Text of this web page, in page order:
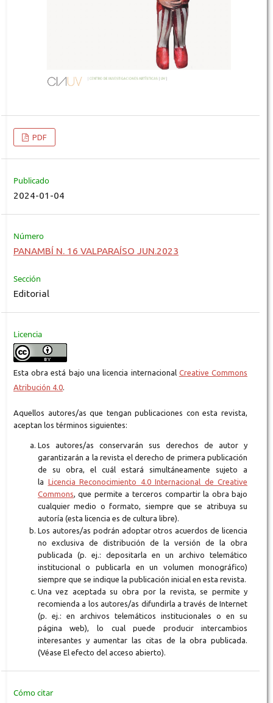
PDF
Publicado
2024-01-04
Número
PANAMBÍ N. 16 VALPARAÍSO JUN.2023
Sección
Editorial
Licencia
Esta obra está bajo una licencia internacional Creative Commons
Atribución 4.0.
Aquellos autores/as que tengan publicaciones con esta revista,
aceptan los términos siguientes:
Los autores/as conservarán sus derechos de autor y
garantizarán a la revista el derecho de primera publicación
de su obra, el cuál estará simultáneamente sujeto a
la Licencia Reconocimiento 4.0 Internacional de Creative
Commons, que permite a terceros compartir la obra bajo
cualquier medio o formato, siempre que se atribuya su
autoría (esta licencia es de cultura libre).
Los autores/as podrán adoptar otros acuerdos de licencia
no exclusiva de distribución de la versión de la obra
publicada (p. ej.: depositarla en un archivo telemático
institucional o publicarla en un volumen monográfico)
siempre que se indique la publicación inicial en esta revista.
Una vez aceptada su obra por la revista, se permite y
recomienda a los autores/as difundirla a través de Internet
(p. ej.: en archivos telemáticos institucionales o en su
página web), lo cual puede producir intercambios
interesantes y aumentar las citas de la obra publicada.
(Véase El efecto del acceso abierto).
Cómo citar